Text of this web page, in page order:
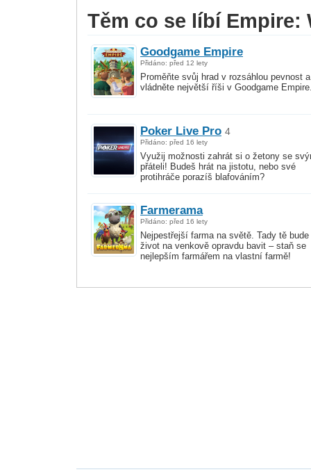
Těm co se líbí Empire:
Goodgame Empire
Přidáno: před 12 lety
Proměňte svůj hrad v rozsáhlou pevnost a
vládněte největší říši v Goodgame
Poker Live Pro 4
Přidáno: před 16 lety
Využij možnosti zahrát si o žetony se
přáteli! Budeš hrát na jistotu, nebo své
protihráče porazíš blafováním?
Farmerama
Přidáno: před 16 lety
Nejpestřejší farma na světě. Tady tě bude
život na venkově opravdu bavit – staň se
nejlepším farmářem na vlastní farmě!